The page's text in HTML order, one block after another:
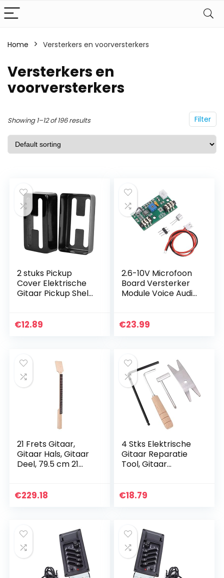
Home Versterkers en voorversterkers
Versterkers en
voorversterkers
Filter
Showing 1–12 of 196 results
2 stuks Pickup
Cover Elektrische
Gitaar Pickup Shell
Pickup Cover Zwart
€12.89
2.6-10V Microfoon
Board Versterker
Module Voice Audio
€23.99
21 Frets Gitaar,
Gitaar Hals, Gitaar
Deel, 79.5 cm 21
Bas Deel Esdoorn
€229.18
4 Stks Elektrische
Gitaar Reparatie
Tool, Gitaar
Moersleutel
€18.79